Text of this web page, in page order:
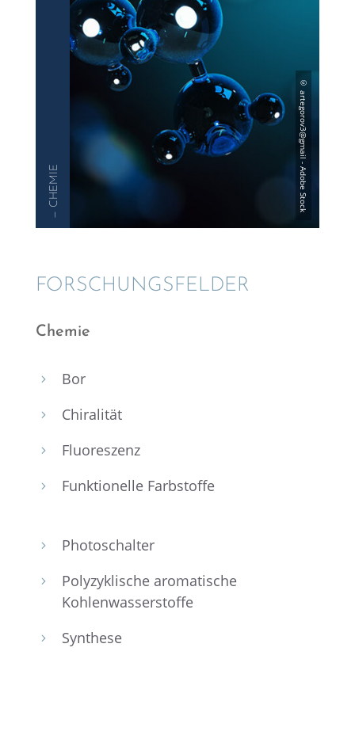
— CHEMIE
FORSCHUNGS­FEL­DER
Chemie
5 Bor
5 Chira­li­tät
5 Fluores­zenz
5 Funktio­nelle Farbstoffe
5 Photo­schal­ter
5
Polyzy­kli­sche aroma­ti­sche
Kohlenwasserstoffe
5 Synthese